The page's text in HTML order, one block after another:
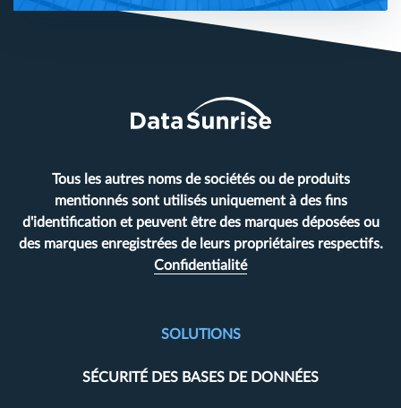
Tous les autres noms de sociétés ou de produits
mentionnés sont utilisés uniquement à des fins
d'identification et peuvent être des marques déposées ou
des marques enregistrées de leurs propriétaires respectifs.
Confidentialité
SOLUTIONS
SÉCURITÉ DES BASES DE DONNÉES